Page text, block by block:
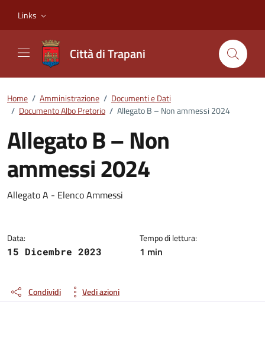
Links
Città di Trapani
Home / Amministrazione / Documenti e Dati
/ Documento Albo Pretorio / Allegato B – Non ammessi 2024
Allegato B – Non
ammessi 2024
Dettagli del documento
Allegato A - Elenco Ammessi
Data:
15 Dicembre 2023
Tempo di lettura:
1 min
Condividi Vedi azioni